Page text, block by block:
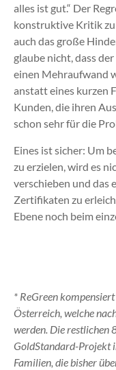
alles ist gut.“ Der
konstruktive Kritik zu
auch das große
glaube nicht, dass
einen Mehraufwand
anstatt eines kurzen
Kunden, die ihren
schon sehr für die
Eines ist sicher: Um
zu erzielen, wird es
verschieben und das
Zertifikaten zu
Ebene noch beim
* ReGreen
Österreich, welche
werden. Die restlichen
GoldStandard-Projekt
Familien, die bisher